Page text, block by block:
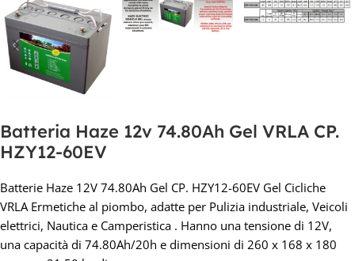
Batteria Haze 12v 74.80Ah Gel VRLA CP.
HZY12-60EV
Batterie Haze 12V 74.80Ah Gel CP. HZY12-60EV Gel Cicliche
VRLA Ermetiche al piombo, adatte per Pulizia industriale, Veicoli
elettrici, Nautica e Camperistica . Hanno una tensione di 12V,
una capacità di 74.80Ah/20h e dimensioni di 260 x 168 x 180